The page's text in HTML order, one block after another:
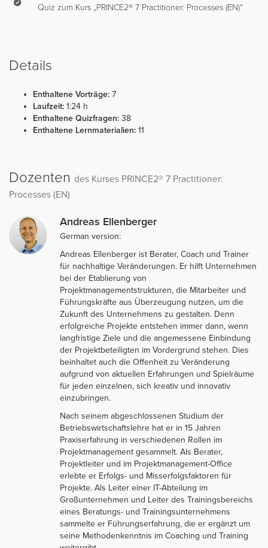
Quiz zum Kurs „PRINCE2® 7 Practitioner: Processes (EN)“
Details
Enthaltene Vorträge: 7
Laufzeit: 1:24 h
Enthaltene Quizfragen: 38
Enthaltene Lernmaterialien: 11
Dozenten des Kurses PRINCE2® 7 Practitioner:
Processes (EN)
Andreas Ellenberger
German version:
Andreas Ellenberger ist Berater, Coach und Trainer
für nachhaltige Veränderungen. Er hilft Unternehmen
bei der Etablierung von
Projektmanagementstrukturen, die Mitarbeiter und
Führungskräfte aus Überzeugung nutzen, um die
Zukunft des Unternehmens zu gestalten. Denn
erfolgreiche Projekte entstehen immer dann, wenn
langfristige Ziele und die angemessene Einbindung
der Projektbeteiligten im Vordergrund stehen. Dies
beinhaltet auch die Offenheit zu Veränderung
aufgrund von aktuellen Erfahrungen und Spielräume
für jeden einzelnen, sich kreativ und innovativ
einzubringen.
Nach seinem abgeschlossenen Studium der
Betriebswirtschaftslehre hat er in 15 Jahren
Praxiserfahrung in verschiedenen Rollen im
Projektmanagement gesammelt. Als Berater,
Projektleiter und im Projektmanagement-Office
erlebte er Erfolgs- und Misserfolgsfaktoren für
Projekte. Als Leiter einer IT-Abteilung im
Großunternehmen und Leiter des Trainingsbereichs
eines Beratungs- und Trainingsunternehmens
sammelte er Führungserfahrung, die er ergänzt um
seine Methodenkenntnis im Coaching und Training